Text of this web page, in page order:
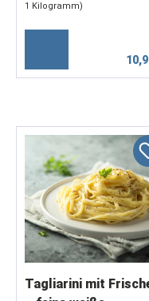
1 Kilogramm)
Tagliarini mit